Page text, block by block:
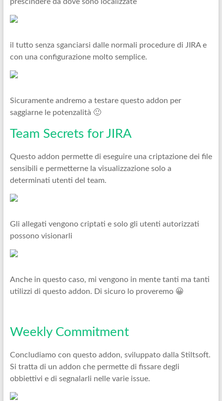
il tutto senza sganciarsi dalle normali procedure di JIRA e
con una configurazione molto semplice.
Sicuramente andremo a testare questo addon per
saggiarne le potenzalità 🙂
Team Secrets for JIRA
Questo addon permette di eseguire una criptazione dei file
sensibili e permetterne la visualizzazione solo a
determinati utenti del team.
Gli allegati vengono criptati e solo gli utenti autorizzati
possono visionarli
Anche in questo caso, mi vengono in mente tanti ma tanti
utilizzi di questo addon. Di sicuro lo proveremo 😀
Weekly Commitment
Concludiamo con questo addon, sviluppato dalla Stiltsoft.
Si tratta di un addon che permette di fissare degli
obbiettivi e di segnalarli nelle varie issue.